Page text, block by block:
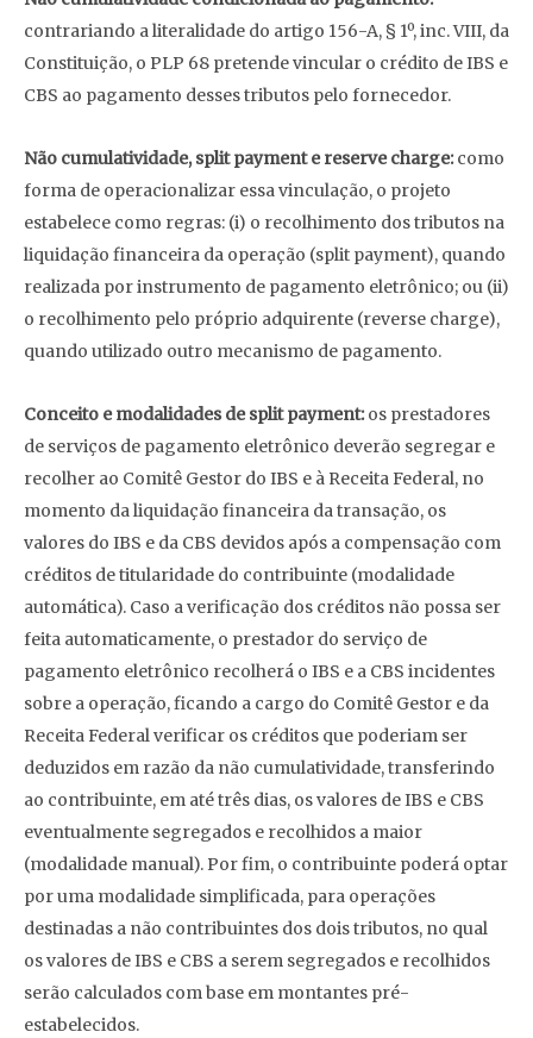
contrariando a literalidade do artigo 156-A, § 1º, inc. VIII, da
Constituição, o PLP 68 pretende vincular o crédito de IBS e
CBS ao pagamento desses tributos pelo fornecedor.
Não cumulatividade, split payment e reserve charge:como
forma de operacionalizar essa vinculação, o projeto
estabelece como regras: (i) o recolhimento dos tributos na
liquidação financeira da operação (split payment), quando
realizada por instrumento de pagamento eletrônico; ou (ii)
o recolhimento pelo próprio adquirente (reverse charge),
quando utilizado outro mecanismo de pagamento.
Conceito e modalidades de split payment:os prestadores
de serviços de pagamento eletrônico deverão segregar e
recolher ao Comitê Gestor do IBS e à Receita Federal, no
momento da liquidação financeira da transação, os
valores do IBS e da CBS devidos após a compensação com
créditos de titularidade do contribuinte (modalidade
automática). Caso a verificação dos créditos não possa ser
feita automaticamente, o prestador do serviço de
pagamento eletrônico recolherá o IBS e a CBS incidentes
sobre a operação, ficando a cargo do Comitê Gestor e da
Receita Federal verificar os créditos que poderiam ser
deduzidos em razão da não cumulatividade, transferindo
ao contribuinte, em até três dias, os valores de IBS e CBS
eventualmente segregados e recolhidos a maior
(modalidade manual). Por fim, o contribuinte poderá optar
por uma modalidade simplificada, para operações
destinadas a não contribuintes dos dois tributos, no qual
os valores de IBS e CBS a serem segregados e recolhidos
serão calculados com base em montantes pré-
estabelecidos.